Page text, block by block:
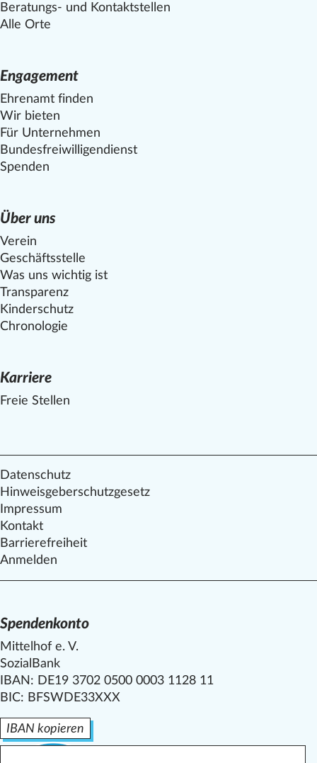
Beratungs- und Kontaktstellen
Alle Orte
Engagement
Ehrenamt finden
Wir bieten
Für Unternehmen
Bundesfreiwilligendienst
Spenden
Über uns
Verein
Geschäftsstelle
Was uns wichtig ist
Transparenz
Kinderschutz
Chronologie
Karriere
Freie Stellen
Datenschutz
Hinweisgeberschutzgesetz
Impressum
Kontakt
Barrierefreiheit
Anmelden
Spendenkonto
Mittelhof e. V.
SozialBank
IBAN: DE19 3702 0500 0003 1128 11
BIC: BFSWDE33XXX
IBAN kopieren